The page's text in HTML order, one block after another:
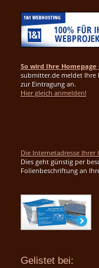
So wird Ihre Homepage
submitter.de meldet Ihre
zur Eintragung an.
Hier gleich anmelden!
Die Internetadresse
Dies geht günstig per
Folienbeschriftung an
Gelistet bei: